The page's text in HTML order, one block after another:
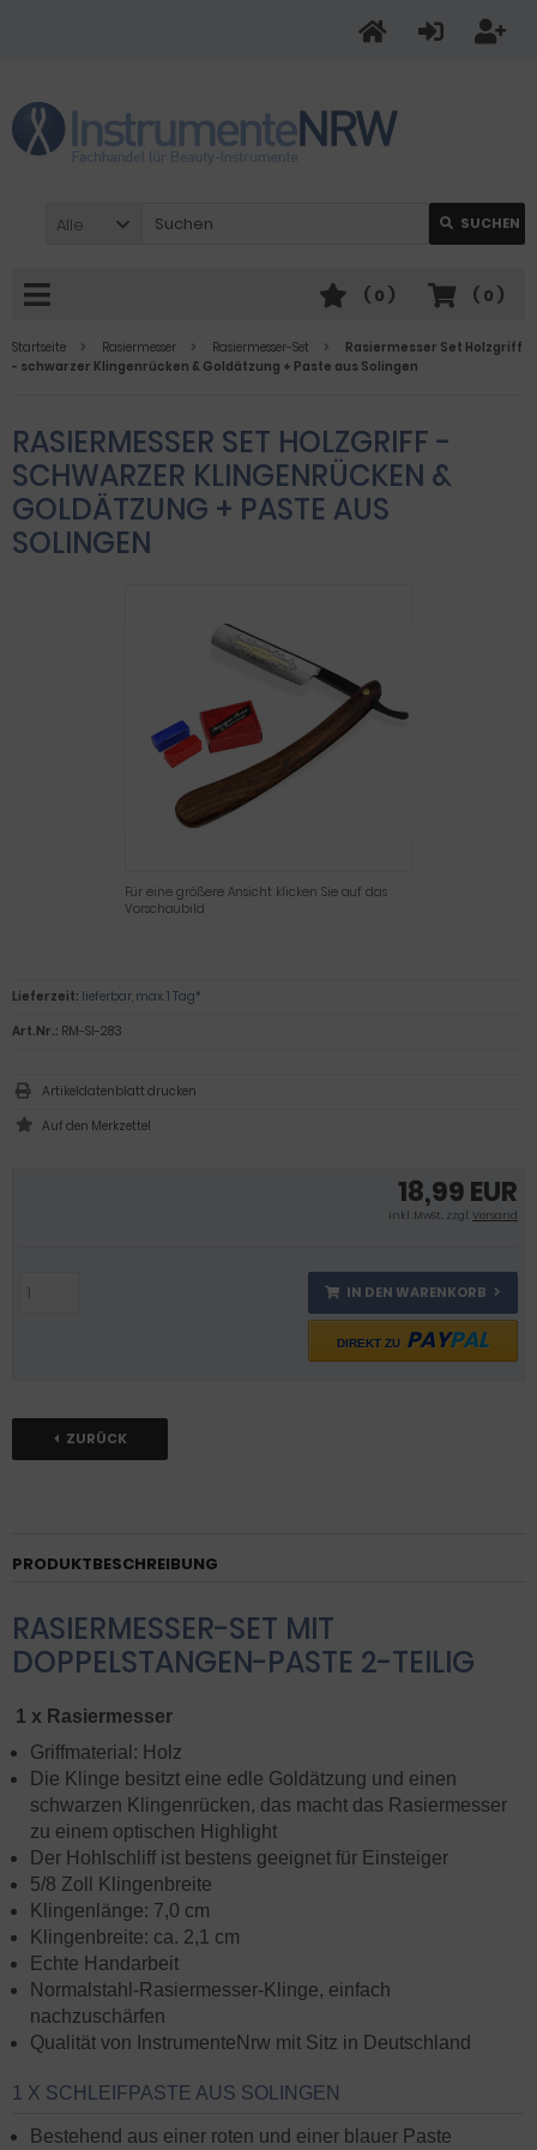
Alle SUCHEN
( 0 )
( 0 )
Startseite Rasiermesser Rasiermesser-Set
Rasiermesser Set Holzgriff
- schwarzer Klingenrücken & Goldätzung + Paste aus Solingen
RASIERMESSER SET HOLZGRIFF -
SCHWARZER KLINGENRÜCKEN &
GOLDÄTZUNG + PASTE AUS
SOLINGEN
Für eine größere Ansicht klicken Sie auf das
Vorschaubild
18,99 EUR
inkl .MwSt., zzgl.Versand
IN DEN WARENKORB
DIREKT ZU PAYPAL
ZURÜCK
Lieferzeit: lieferbar, max. 1 Tag*
Art.Nr.: RM-SI-283
Artikeldatenblatt drucken
PRODUKTBESCHREIBUNG
RASIERMESSER-SET MIT
DOPPELSTANGEN-PASTE 2-TEILIG
1 x Rasiermesser
Griffmaterial: Holz
Die Klinge besitzt eine edle Goldätzung und einen
schwarzen Klingenrücken, das macht das Rasiermesser
zu einem optischen Highlight
Der Hohlschliff ist bestens geeignet für Einsteiger
5/8 Zoll Klingenbreite
Klingenlänge: 7,0 cm
Klingenbreite: ca. 2,1 cm
Echte Handarbeit
Normalstahl-Rasiermesser-Klinge, einfach
nachzuschärfen
Qualität von InstrumenteNrw mit Sitz in Deutschland
1 X SCHLEIFPASTE AUS SOLINGEN
Bestehend aus einer roten und einer blauer Paste